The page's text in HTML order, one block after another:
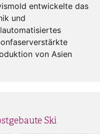
entwickelte das
und
von Asien
Ski